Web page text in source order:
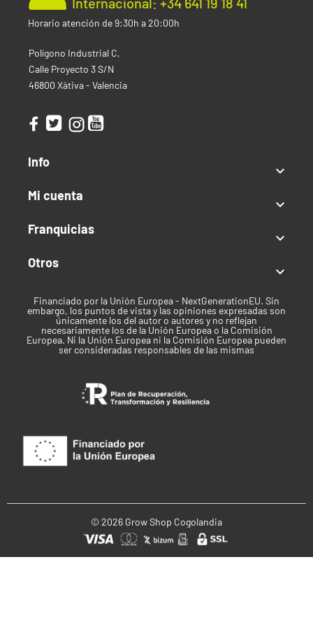
germinación
Producción:60–300 g/planta
Mes de Cosecha:
(fin primavera/verano en climas templados)
Clima:Templado
Índica / Sativa
Índica predominante
Clima
Templado
Agosto
Sweet Seeds
Agosto
Tiempo de Floración
De 7 a 8 Semanas
Horario atención de 9:30h a 20:00h
Polígono Industrial C,
Calle Proyecto 3 S/N
46800 Xàtiva - Valencia
Info

Mi cuenta

Franquicias

Otros

Financiado por la Unión Europea - NextGenerationEU. Sin
embargo, los puntos de vista y las opiniones expresadas son
únicamente los del autor o autores y no reflejan
necesariamente los de la Unión Europea o la Comisión
Europea. Ni la Unión Europea ni la Comisión Europea pueden
ser consideradas responsables de las mismas
© 2026 Grow Shop Cogolandia